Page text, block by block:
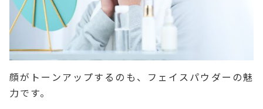
顔がトーンアップするのも、フェイスパウダーの魅
力です。